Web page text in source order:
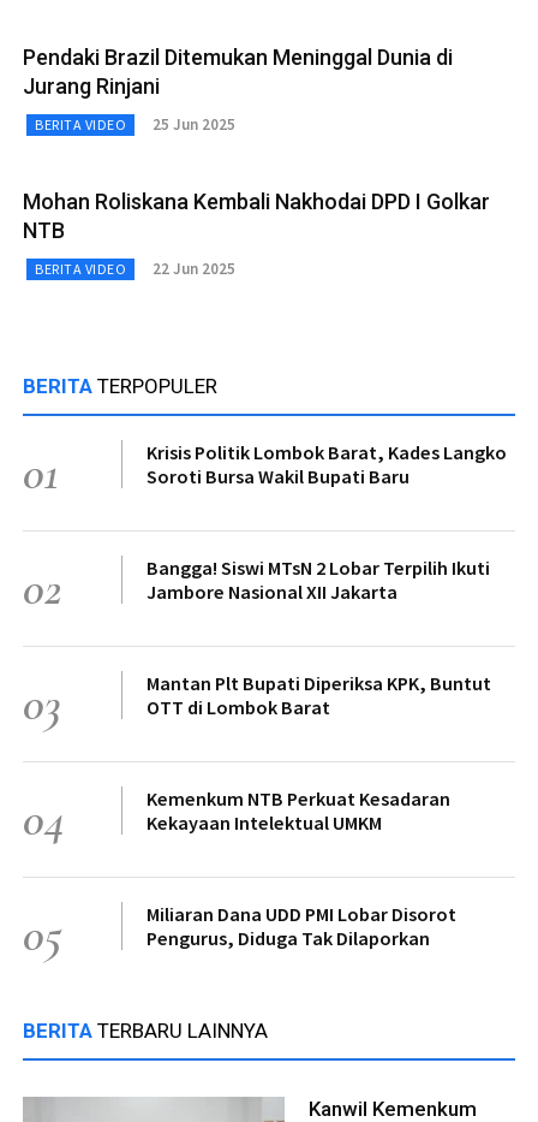
Pendaki Brazil Ditemukan Meninggal Dunia di
Jurang Rinjani
BERITA VIDEO 25 Jun 2025
Mohan Roliskana Kembali Nakhodai DPD I Golkar
NTB
BERITA VIDEO 22 Jun 2025
BERITA TERPOPULER
01
Krisis Politik Lombok Barat, Kades Langko
Soroti Bursa Wakil Bupati Baru
02
Bangga! Siswi MTsN 2 Lobar Terpilih Ikuti
Jambore Nasional XII Jakarta
03
Mantan Plt Bupati Diperiksa KPK, Buntut
OTT di Lombok Barat
04
Kemenkum NTB Perkuat Kesadaran
Kekayaan Intelektual UMKM
05
Miliaran Dana UDD PMI Lobar Disorot
Pengurus, Diduga Tak Dilaporkan
BERITA TERBARU LAINNYA
Kanwil Kemenkum